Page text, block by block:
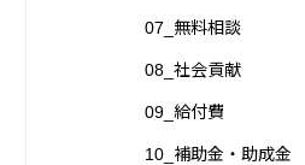
07_無料相談
08_社会貢献
09_給付費
10_補助金・助成金